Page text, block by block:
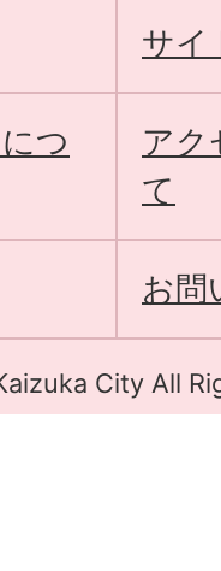
サイ
つ
アク
て
お問
City All